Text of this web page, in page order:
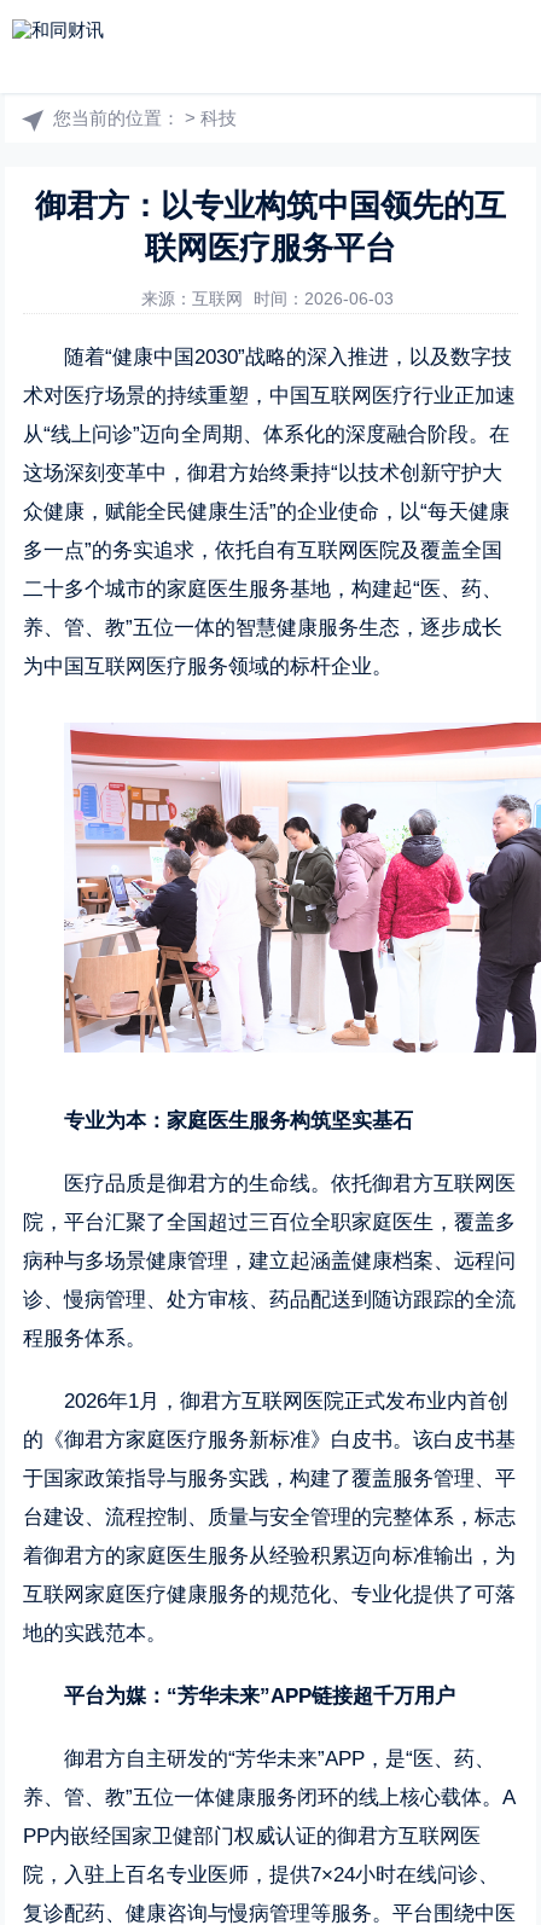
您当前的位置： >科技
御君方：以专业构筑中国领先的互
联网医疗服务平台
来源：互联网 时间：2026-06-03
随着“健康中国2030”战略的深入推进，以及数字技
术对医疗场景的持续重塑，中国互联网医疗行业正加速
从“线上问诊”迈向全周期、体系化的深度融合阶段。在
这场深刻变革中，御君方始终秉持“以技术创新守护大
众健康，赋能全民健康生活”的企业使命，以“每天健康
多一点”的务实追求，依托自有互联网医院及覆盖全国
二十多个城市的家庭医生服务基地，构建起“医、药、
养、管、教”五位一体的智慧健康服务生态，逐步成长
为中国互联网医疗服务领域的标杆企业。
专业为本：家庭医生服务构筑坚实基石
医疗品质是御君方的生命线。依托御君方互联网医
院，平台汇聚了全国超过三百位全职家庭医生，覆盖多
病种与多场景健康管理，建立起涵盖健康档案、远程问
诊、慢病管理、处方审核、药品配送到随访跟踪的全流
程服务体系。
2026年1月，御君方互联网医院正式发布业内首创
的《御君方家庭医疗服务新标准》白皮书。该白皮书基
于国家政策指导与服务实践，构建了覆盖服务管理、平
台建设、流程控制、质量与安全管理的完整体系，标志
着御君方的家庭医生服务从经验积累迈向标准输出，为
互联网家庭医疗健康服务的规范化、专业化提供了可落
地的实践范本。
平台为媒： “芳华未来”APP链接超千万用户
御君方自主研发的“芳华未来”APP，是“医、药、
养、管、教”五位一体健康服务闭环的线上核心载体。A
PP内嵌经国家卫健部门权威认证的御君方互联网医
院，入驻上百名专业医师，提供7×24小时在线问诊、
复诊配药、健康咨询与慢病管理等服务。平台围绕中医